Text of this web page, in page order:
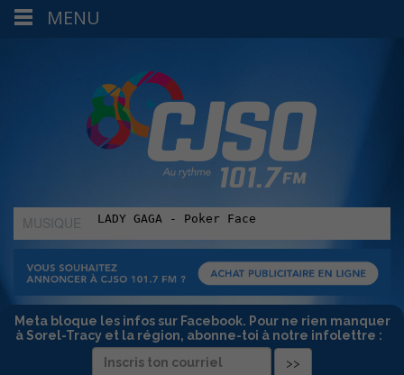
MUSIQUE
:
Meta bloque les infos sur Facebook. Pour ne rien manquer
à Sorel-Tracy et la région, abonne-toi à notre infolettre :
MENU